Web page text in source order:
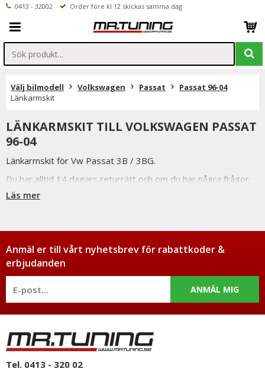
0413 - 32002 Order före kl 12 skickas samma dag
Välj bilmodell Volkswagen Passat
Passat 96-04
Länkarmskit
LÄNKARMSKIT TILL VOLKSWAGEN PASSAT
96-04
Länkarmskit för Vw Passat 3B / 3BG.
Du har alltid 14 dagars returrätt och om du har några frågor
får du gärna kontakta oss då vi själva har ett brinnande
telefon: 0413-32002. Ni når oss även via
Läs mer
Anmäl er till vårt nyhetsbrev för rabattkoder &
erbjudanden
ANMÄL MIG
Tel. 0413 - 320 02